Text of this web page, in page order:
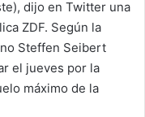
dijo en Twitter una
ZDF. Según la
Steffen Seibert
el jueves por la
máximo de la